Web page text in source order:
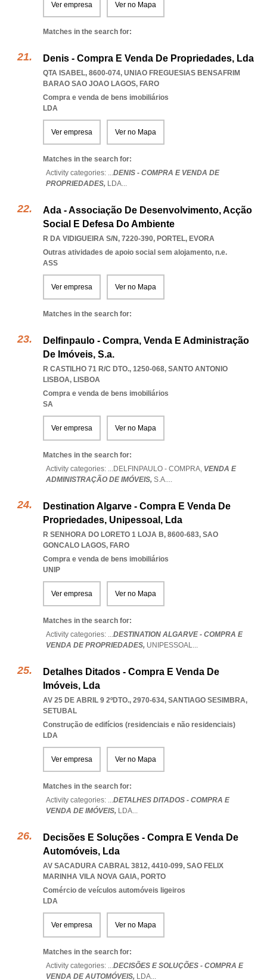
Ver empresa Ver no Mapa
Matches in the search for:
Denis - Compra E Venda De Propriedades, Lda
QTA ISABEL, 8600-074, UNIAO FREGUESIAS BENSAFRIM
BARAO SAO JOAO LAGOS, FARO
Compra e venda de bens imobiliários
LDA
Ver empresa Ver no Mapa
Matches in the search for:
Activity categories: ...DENIS - COMPRA E VENDA DE
PROPRIEDADES, LDA...
Ada - Associação De Desenvolvimento, Acção
Social E Defesa Do Ambiente
R DA VIDIGUEIRA S/N, 7220-390, PORTEL, EVORA
Outras atividades de apoio social sem alojamento, n.e.
ASS
Ver empresa Ver no Mapa
Matches in the search for:
Delfinpaulo - Compra, Venda E Administração
De Imóveis, S.a.
R CASTILHO 71 R/C DTO., 1250-068, SANTO ANTONIO
LISBOA, LISBOA
Compra e venda de bens imobiliários
SA
Ver empresa Ver no Mapa
Matches in the search for:
Activity categories: ...DELFINPAULO - COMPRA, VENDA E
ADMINISTRAÇÃO DE IMÓVEIS, S.A....
Destination Algarve - Compra E Venda De
Propriedades, Unipessoal, Lda
R SENHORA DO LORETO 1 LOJA B, 8600-683, SAO
GONCALO LAGOS, FARO
Compra e venda de bens imobiliários
UNIP
Ver empresa Ver no Mapa
Matches in the search for:
Activity categories: ...DESTINATION ALGARVE - COMPRA E
VENDA DE PROPRIEDADES, UNIPESSOAL...
Detalhes Ditados - Compra E Venda De
Imóveis, Lda
AV 25 DE ABRIL 9 2ºDTO., 2970-634, SANTIAGO SESIMBRA,
SETUBAL
Construção de edifícios (residenciais e não residenciais)
LDA
Ver empresa Ver no Mapa
Matches in the search for:
Activity categories: ...DETALHES DITADOS - COMPRA E
VENDA DE IMÓVEIS, LDA...
Decisões E Soluções - Compra E Venda De
Automóveis, Lda
AV SACADURA CABRAL 3812, 4410-099, SAO FELIX
MARINHA VILA NOVA GAIA, PORTO
Comércio de veículos automóveis ligeiros
LDA
Ver empresa Ver no Mapa
Matches in the search for:
Activity categories: ...DECISÕES E SOLUÇÕES - COMPRA E
VENDA DE AUTOMÓVEIS, LDA...